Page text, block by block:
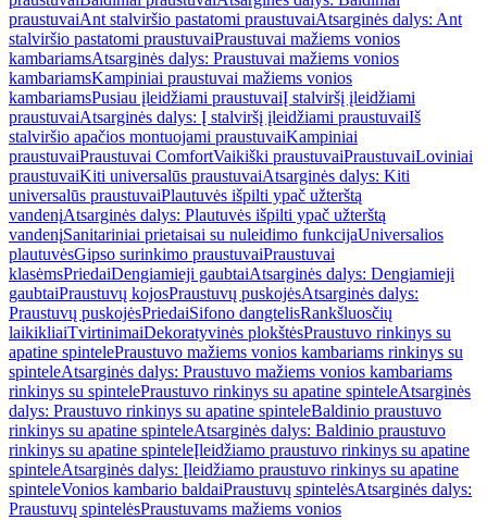
praustuvaiAnt stalviršio pastatomi praustuvaiAtsarginės dalys: Ant
stalviršio pastatomi praustuvaiPraustuvai mažiems vonios
kambariamsAtsarginės dalys: Praustuvai mažiems vonios
kambariamsKampiniai praustuvai mažiems vonios
kambariamsPusiau įleidžiami praustuvaiĮ stalviršį įleidžiami
praustuvaiAtsarginės dalys: Į stalviršį įleidžiami praustuvaiIš
stalviršio apačios montuojami praustuvaiKampiniai
praustuvaiPraustuvai ComfortVaikiški praustuvaiPraustuvaiLoviniai
praustuvaiKiti universalūs praustuvaiAtsarginės dalys: Kiti
universalūs praustuvaiPlautuvės išpilti ypač užterštą
vandenįAtsarginės dalys: Plautuvės išpilti ypač užterštą
vandenįSanitariniai prietaisai su nuleidimo funkcijaUniversalios
plautuvėsGipso surinkimo praustuvaiPraustuvai
klasėmsPriedaiDengiamieji gaubtaiAtsarginės dalys: Dengiamieji
gaubtaiPraustuvų kojosPraustuvų puskojėsAtsarginės dalys:
Praustuvų puskojėsPriedaiSifono dangtelisRankšluosčių
laikikliaiTvirtinimaiDekoratyvinės plokštėsPraustuvo rinkinys su
apatine spintelePraustuvo mažiems vonios kambariams rinkinys su
spinteleAtsarginės dalys: Praustuvo mažiems vonios kambariams
rinkinys su spintelePraustuvo rinkinys su apatine spinteleAtsarginės
dalys: Praustuvo rinkinys su apatine spinteleBaldinio praustuvo
rinkinys su apatine spinteleAtsarginės dalys: Baldinio praustuvo
rinkinys su apatine spinteleĮleidžiamo praustuvo rinkinys su apatine
spinteleAtsarginės dalys: Įleidžiamo praustuvo rinkinys su apatine
spinteleVonios kambario baldaiPraustuvų spintelėsAtsarginės dalys:
Praustuvų spintelėsPraustuvams mažiems vonios